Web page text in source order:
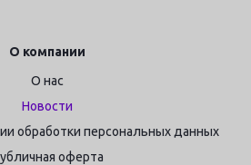
О компании
О нас
Новости
обработки персональных данных
оферта